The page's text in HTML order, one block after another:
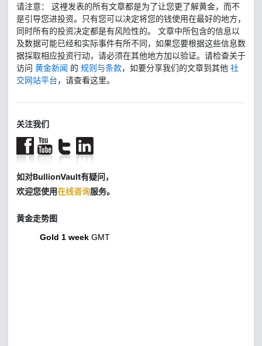
请注意： 这裡发表的所有文章都是为了让您更了解黄金，而不
是引导您进投资。只有您可以决定将您的钱使用在最好的地方，
同时所有的投资决定都是有风险性的。 文章中所包含的信息以
及数据可能已经和实际事件有所不同，如果您要根据这些信息数
据採取相应投资行动，请必须在其他地方加以验证。请检查关于
访问 黄金新闻 的 规则与条款，如要分享我们的文章到其他 社
交网站平台，请查看这里。
关注我们
如对BullionVault有疑问，
欢迎您使用在线咨询服务。
黄金走势图
Gold 1 week GMT